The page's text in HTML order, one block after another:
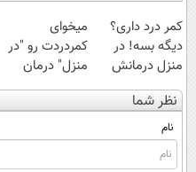
کمر درد داری؟
دیگه بسه! در
منزل درمانش
کن
(◀پرسش‌نامه)
میخوای
کمردردت رو "در
منزل" درمان
کنی؟ (◂فیلم +
◂پرسش‌نامه)
نظر شما
نام